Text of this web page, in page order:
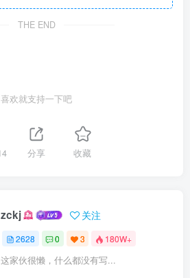
THE END
喜欢就支持一下吧
分享 收藏
zckj 关注
2628 0 3 180W+
这家伙很懒，什么都没有写...